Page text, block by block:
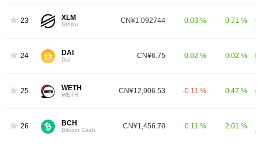
23 XLM
Stellar CN¥1.092744 0.03 % 0.71 %
24 DAI
Dai CN¥6.75 0.02 % 0.02 %
25 WETH
WETH CN¥12,906.53 -0.11 % 0.47 %
26 BCH
Bitcoin Cash CN¥1,456.70 0.11 % 2.01 %